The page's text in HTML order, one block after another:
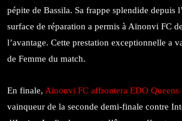
pépite de Bassila. Sa frappe splendide depuis
surface de réparation a permis à Aïnonvi FC
l’avantage. Cette prestation exceptionnelle a
de Femme du match.
En finale, Aïnonvi FC affrontera EDO Queens
vainqueur de la seconde demi-finale contre